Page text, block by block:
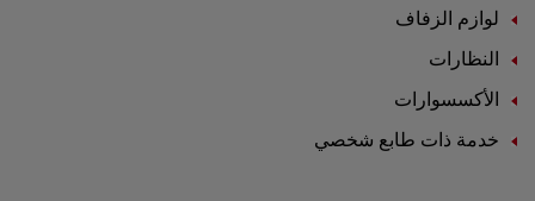
لوازم الزفاف
النظارات
الأكسسوارات
خدمة ذات طابع شخصي